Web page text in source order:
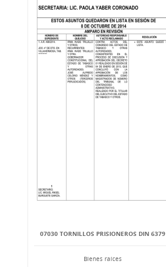
07030 TORNILLOS PRISIONEROS DIN 6379
Bienes raíces